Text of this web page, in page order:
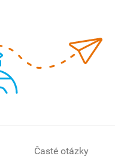
Časté otázky